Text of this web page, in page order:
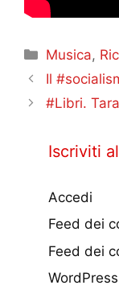
Categorie
Musica,
Il
#Libri.
Iscriviti
Accedi
Feed dei
Feed dei